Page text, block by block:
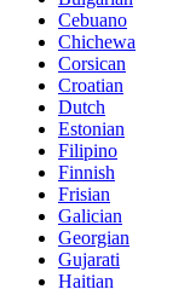
Cebuano
Chichewa
Corsican
Croatian
Dutch
Estonian
Filipino
Finnish
Frisian
Galician
Georgian
Gujarati
Haitian